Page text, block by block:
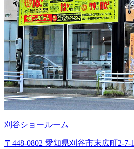
刈谷ショールーム
〒448-0802 愛知県刈谷市末広町2-7-1